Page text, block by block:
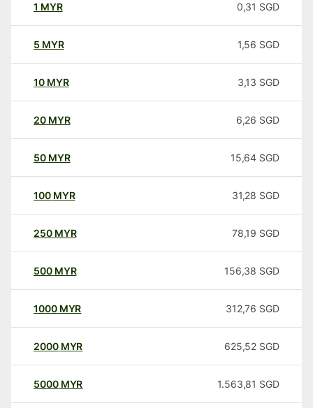
1 MYR 0,31 SGD
5 MYR 1,56 SGD
10 MYR 3,13 SGD
20 MYR 6,26 SGD
50 MYR 15,64 SGD
100 MYR 31,28 SGD
250 MYR 78,19 SGD
500 MYR 156,38 SGD
1000 MYR 312,76 SGD
2000 MYR 625,52 SGD
5000 MYR 1.563,81 SGD